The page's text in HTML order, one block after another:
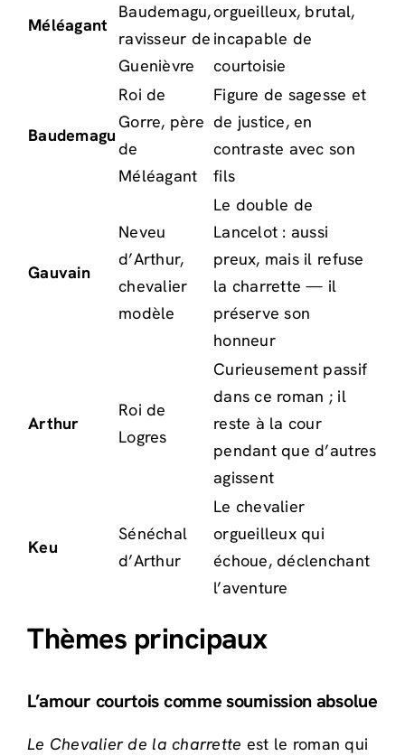
Méléagant
Baudemagu,
ravisseur de
Guenièvre
orgueilleux, brutal,
incapable de
courtoisie
Baudemagu
Roi de
Gorre, père
de
Méléagant
Figure de sagesse et
de justice, en
contraste avec son
fils
Gauvain
Neveu
d’Arthur,
chevalier
modèle
Le double de
Lancelot : aussi
preux, mais il refuse
la charrette — il
préserve son
honneur
Arthur
Roi de
Logres
Curieusement passif
dans ce roman ; il
reste à la cour
pendant que d’autres
agissent
Keu
Sénéchal
d’Arthur
Le chevalier
orgueilleux qui
échoue, déclenchant
l’aventure
Thèmes principaux
L’amour courtois comme soumission absolue
Le Chevalier de la charrette est le roman qui